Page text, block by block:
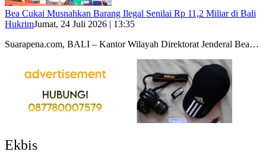
Bea Cukai Musnahkan Barang Ilegal Senilai Rp 11,2 Miliar di Bali
HukrimJumat, 24 Juli 2026 | 13:35
Suarapena.com, BALI – Kantor Wilayah Direktorat Jenderal Bea…
Ekbis